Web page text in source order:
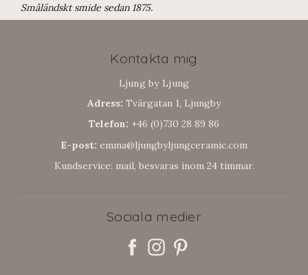
Småländskt smide sedan 1875.
Kontakta mig
Ljung by Ljung
Adress: Tvärgatan 1, Ljungby
Telefon: +46 (0)730 28 89 86
E-post: emma@ljungbyljungceramic.com
Kundservice: mail, besvaras inom 24 timmar.
Sociala medier